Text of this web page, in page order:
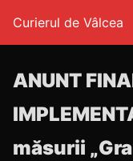
Curierul de Vâlcea
ANUNT
măsurii